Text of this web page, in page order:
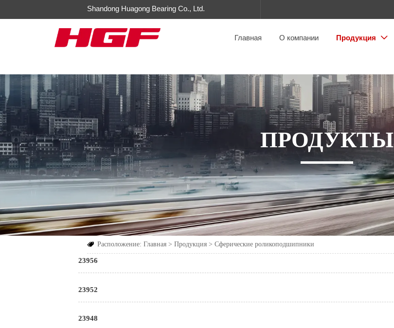
Shandong Huagong Bearing Co., Ltd.
Главная О компании Продукция 
ПРОДУКТЫ
 Расположение:Главная >Продукция >Сферические роликоподшипники
23956
23952
23948